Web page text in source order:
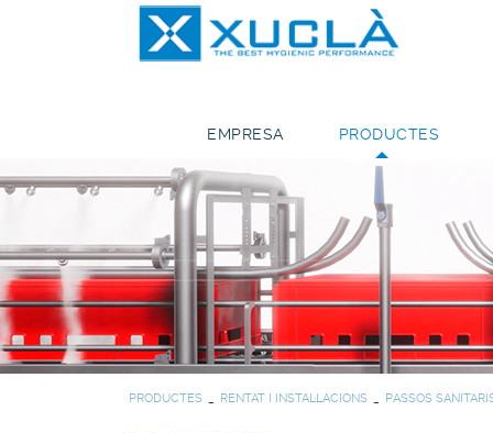
EMPRESA PRODUCTES
PRODUCTES RENTAT I INSTAL·LACIONS PASSOS